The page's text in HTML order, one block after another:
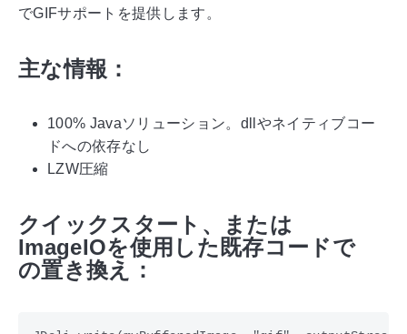
でGIFサポートを提供します。
主な情報：
100% Javaソリューション。dllやネイティブコー
ドへの依存なし
LZW圧縮
クイックスタート、または
ImageIOを使用した既存コードで
の置き換え：